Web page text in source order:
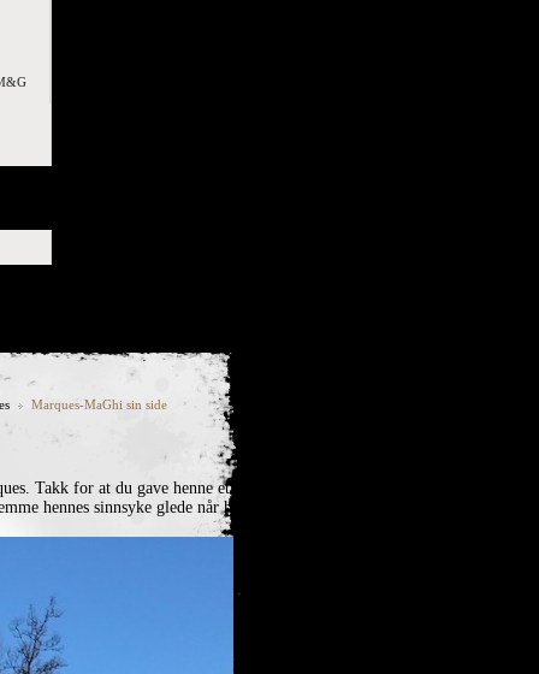
Marques-MaGhi sin side
Takk for at du gave henne et
hennes sinnsyke glede når hun